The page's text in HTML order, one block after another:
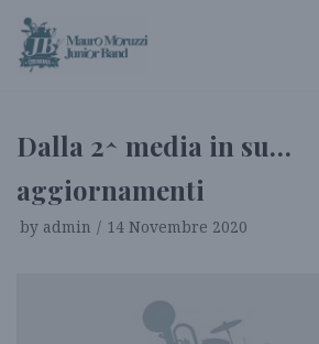
Vai
al
Dalla 2^ media in su…
aggiornamenti
by admin 14 Novembre 2020